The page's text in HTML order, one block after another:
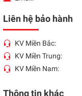
Liên hệ bảo hành
KV Miền Bắc:
KV Miền Trung:
KV Miền Nam:
Thông tin khác